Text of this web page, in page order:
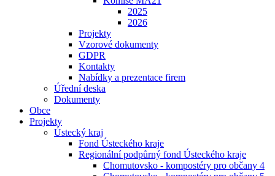
2025
2026
Projekty
Vzorové dokumenty
GDPR
Kontakty
Nabídky a prezentace firem
Úřední deska
Dokumenty
Obce
Projekty
Ústecký kraj
Fond Ústeckého kraje
Regionální podpůrný fond Ústeckého kraje
Chomutovsko - kompostéry pro občany 4